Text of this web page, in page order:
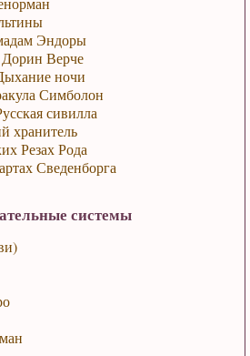
Эндоры
Дорин Верче
ночи
Симболон
сивилла
хранитель
Резах Рода
Сведенборга
системы